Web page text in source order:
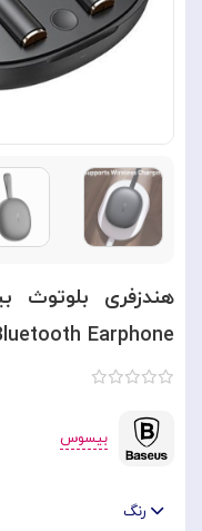
Earphone
بیسوس
رنگ